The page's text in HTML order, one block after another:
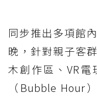
同步推出多項館
晚，針對親子客
木創作區、VR
（Bubble Hour